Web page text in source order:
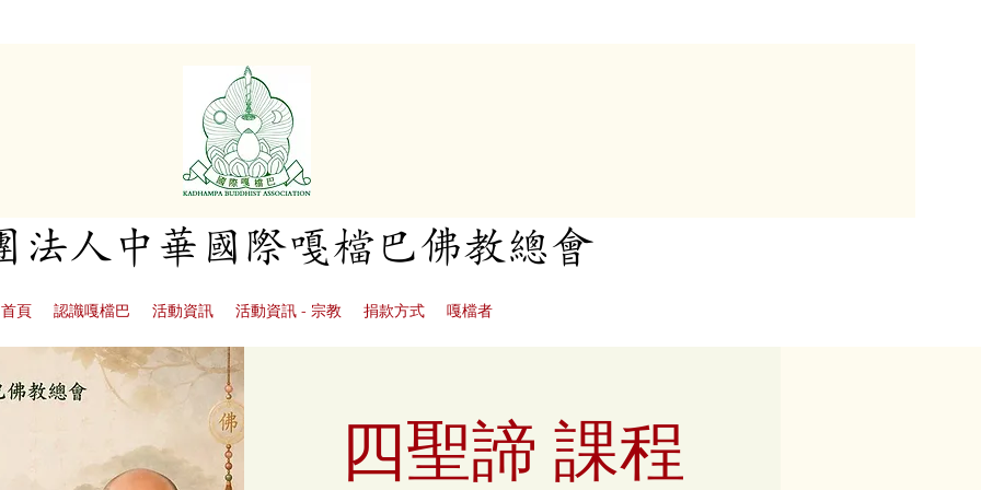
法人中華國際嘎檔巴佛教總會
首頁 認識嘎檔巴 活動資訊 活動資訊 - 宗教 捐款方式 嘎檔者
四聖諦 課程